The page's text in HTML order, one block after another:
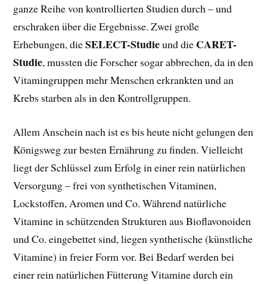
ganze Reihe von kontrollierten Studien durch – und
erschraken über die Ergebnisse. Zwei große
Erhebungen, dieSELECT-Studieund die CARET-
Studie, mussten die Forscher sogar abbrechen, da in den
Vitamingruppen mehr Menschen erkrankten und an
Krebs starben als in den Kontrollgruppen.
Allem Anschein nach ist es bis heute nicht gelungen den
Königsweg zur besten Ernährung zu finden. Vielleicht
liegt der Schlüssel zum Erfolg in einer rein natürlichen
Versorgung – frei von synthetischen Vitaminen,
Lockstoffen, Aromen und Co. Während natürliche
Vitamine in schützenden Strukturen aus Bioflavonoiden
und Co. eingebettet sind, liegen synthetische (künstliche
Vitamine) in freier Form vor. Bei Bedarf werden bei
einer rein natürlichen Fütterung Vitamine durch ein